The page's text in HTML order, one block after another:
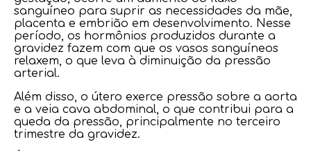
sanguíneo para suprir as necessidades da mãe,
placenta e embrião em desenvolvimento. Nesse
período, os hormônios produzidos durante a
gravidez fazem com que os vasos sanguíneos
relaxem, o que leva à diminuição da pressão
arterial.
Além disso, o útero exerce pressão sobre a aorta
e a veia cava abdominal, o que contribui para a
queda da pressão, principalmente no terceiro
trimestre da gravidez.